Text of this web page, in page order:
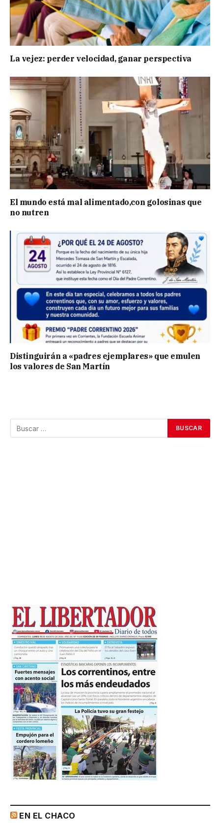
La vejez: perder velocidad, ganar perspectiva
El mundo está mal alimentado,con golosinas que
no nutren
Distinguirán a «padres ejemplares» que emulen
los valores de San Martín
EN EL CHACO